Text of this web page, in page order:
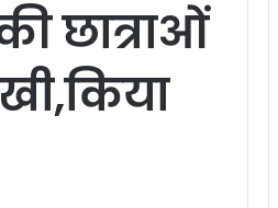
छात्राओं